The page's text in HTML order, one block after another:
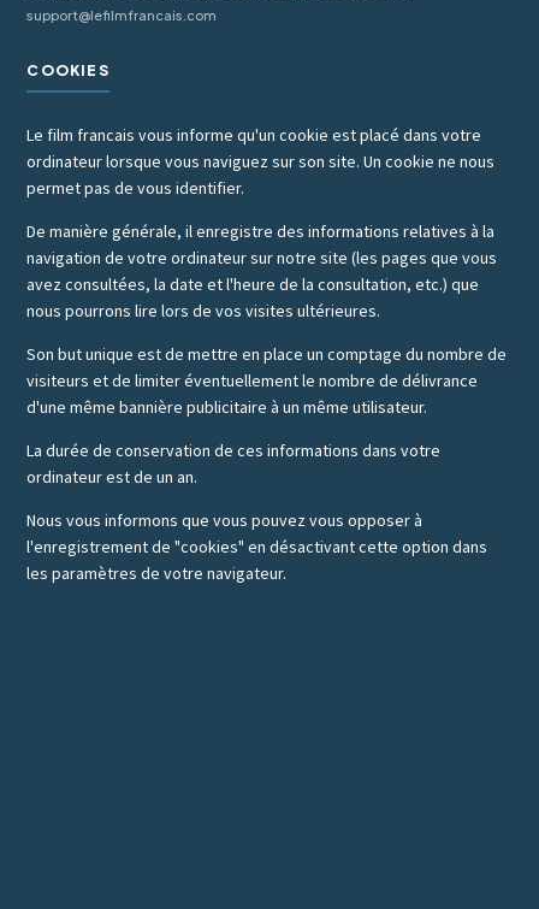
support@lefilmfrancais.com
COOKIES
Le film francais vous informe qu'un cookie est placé dans votre
ordinateur lorsque vous naviguez sur son site. Un cookie ne nous
permet pas de vous identifier.
De manière générale, il enregistre des informations relatives à la
navigation de votre ordinateur sur notre site (les pages que vous
avez consultées, la date et l'heure de la consultation, etc.) que
nous pourrons lire lors de vos visites ultérieures.
Son but unique est de mettre en place un comptage du nombre de
visiteurs et de limiter éventuellement le nombre de délivrance
d'une même bannière publicitaire à un même utilisateur.
La durée de conservation de ces informations dans votre
ordinateur est de un an.
Nous vous informons que vous pouvez vous opposer à
l'enregistrement de "cookies" en désactivant cette option dans
les paramètres de votre navigateur.